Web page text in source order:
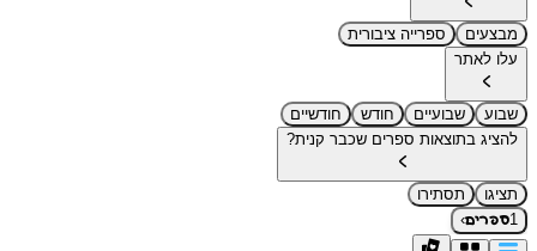
מבצעים
ספרייה ציבורית
עלו לאתר
שבוע שבועיים חודש
חודשיים
להציג בתוצאות ספרים שכבר קנית?
תציגו
תסתירו
1ספרים›